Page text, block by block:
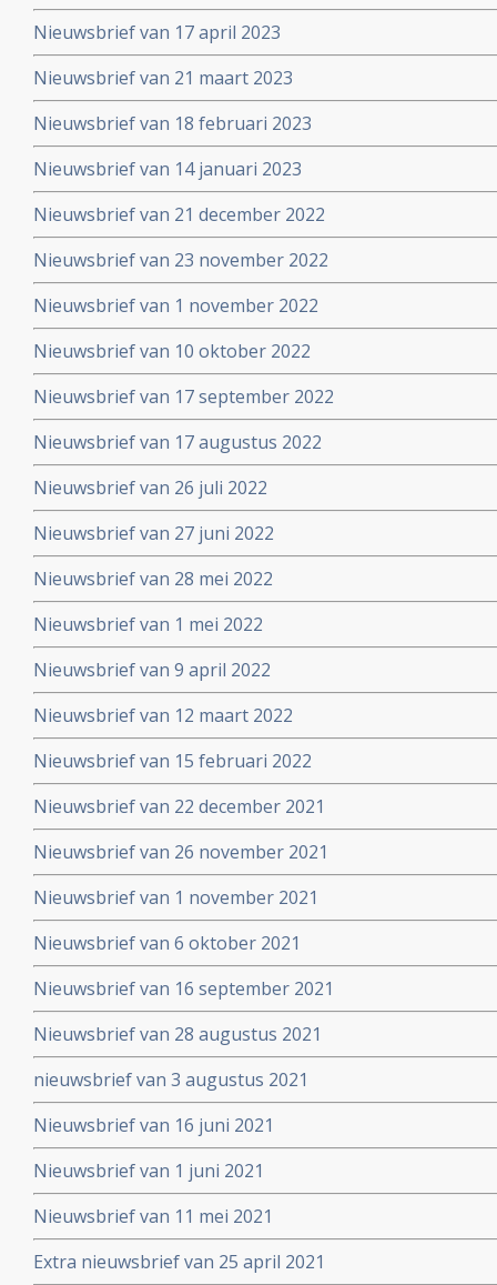
Nieuwsbrief van 17 april 2023
Nieuwsbrief van 21 maart 2023
Nieuwsbrief van 18 februari 2023
Nieuwsbrief van 14 januari 2023
Nieuwsbrief van 21 december 2022
Nieuwsbrief van 23 november 2022
Nieuwsbrief van 1 november 2022
Nieuwsbrief van 10 oktober 2022
Nieuwsbrief van 17 september 2022
Nieuwsbrief van 17 augustus 2022
Nieuwsbrief van 26 juli 2022
Nieuwsbrief van 27 juni 2022
Nieuwsbrief van 28 mei 2022
Nieuwsbrief van 1 mei 2022
Nieuwsbrief van 9 april 2022
Nieuwsbrief van 12 maart 2022
Nieuwsbrief van 15 februari 2022
Nieuwsbrief van 22 december 2021
Nieuwsbrief van 26 november 2021
Nieuwsbrief van 1 november 2021
Nieuwsbrief van 6 oktober 2021
Nieuwsbrief van 16 september 2021
Nieuwsbrief van 28 augustus 2021
nieuwsbrief van 3 augustus 2021
Nieuwsbrief van 16 juni 2021
Nieuwsbrief van 1 juni 2021
Nieuwsbrief van 11 mei 2021
Extra nieuwsbrief van 25 april 2021